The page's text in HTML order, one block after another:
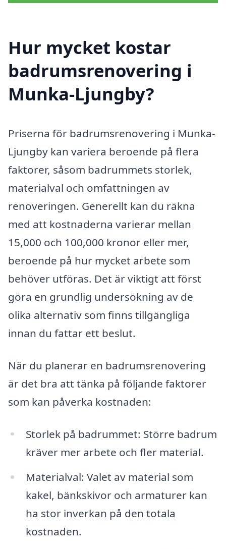
Hur mycket kostar
badrumsrenovering i
Munka-Ljungby?
Priserna för badrumsrenovering i Munka-
Ljungby kan variera beroende på flera
faktorer, såsom badrummets storlek,
materialval och omfattningen av
renoveringen. Generellt kan du räkna
med att kostnaderna varierar mellan
15,000 och 100,000 kronor eller mer,
beroende på hur mycket arbete som
behöver utföras. Det är viktigt att först
göra en grundlig undersökning av de
olika alternativ som finns tillgängliga
innan du fattar ett beslut.
När du planerar en badrumsrenovering
är det bra att tänka på följande faktorer
som kan påverka kostnaden:
Storlek på badrummet: Större badrum
kräver mer arbete och fler material.
Materialval: Valet av material som
kakel, bänkskivor och armaturer kan
ha stor inverkan på den totala
kostnaden.